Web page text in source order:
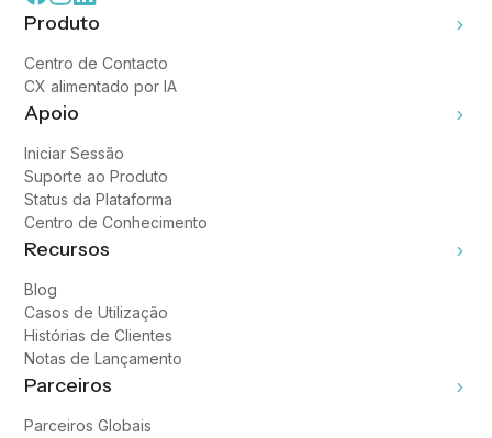
Produto
Centro de Contacto
CX alimentado por IA
Apoio
Iniciar Sessão
Suporte ao Produto
Status da Plataforma
Centro de Conhecimento
Recursos
Blog
Casos de Utilização
Histórias de Clientes
Notas de Lançamento
Parceiros
Parceiros Globais